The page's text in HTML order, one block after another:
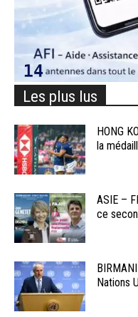
Les plus lus
HONG
la
ASIE –
ce
Nations